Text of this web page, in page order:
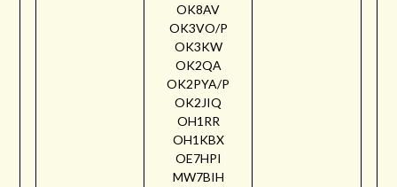
OK8AV
OK3VO/P
OK3KW
OK2QA
OK2PYA/P
OK2JIQ
OH1RR
OH1KBX
OE7HPI
MW7BIH